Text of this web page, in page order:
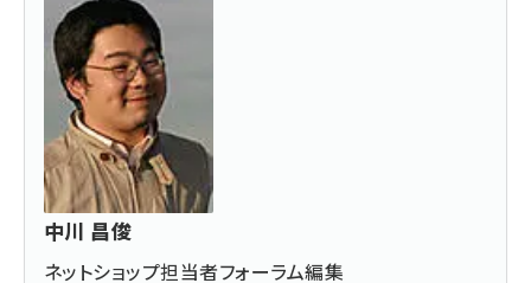
中川 昌俊
ネットショップ担当者フォーラム編集